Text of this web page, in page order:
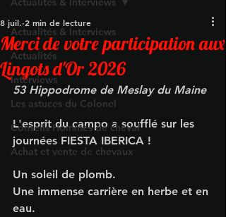
Actualités & Interviews
Actualités
Interviews
Les astuces du Colonel
Conseils Hommes de cheval
Achat et vente de chevaux
Merci de votre participation aux
Lingots d'Or 2026
8 juil. 2 min de lecture
53 Hippodrome de Meslay du Maine
L'esprit du campo a soufflé sur les
journées FIESTA IBERICA !
Un soleil de plomb.
Une immense carrière en herbe et en
eau.